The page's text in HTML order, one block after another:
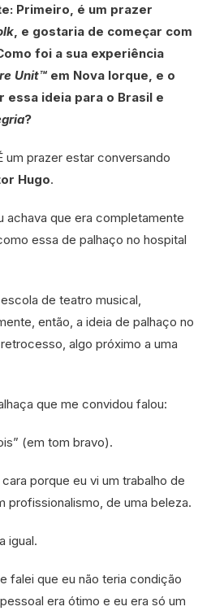
Primeiro, é um prazer
, e gostaria de começar com
foi a sua experiência
Unit™ em Nova Iorque, e o
essa ideia para o Brasil e
?
um prazer estar conversando
Hugo.
achava que era completamente
essa de palhaço no hospital
de teatro musical,
então, a ideia de palhaço no
algo próximo a uma
que me convidou falou:
(em tom bravo).
porque eu vi um trabalho de
profissionalismo, de uma beleza.
igual.
falei que eu não teria condição
era ótimo e eu era só um